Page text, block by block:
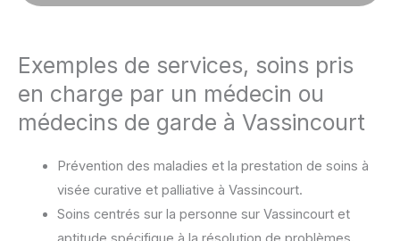
Exemples de services, soins pris
en charge par un médecin ou
médecins de garde à Vassincourt
Prévention des maladies et la prestation de soins à
visée curative et palliative à Vassincourt.
Soins centrés sur la personne sur Vassincourt et